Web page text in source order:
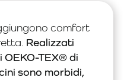
comfort
Realizzati
TEX® di
sono morbidi,